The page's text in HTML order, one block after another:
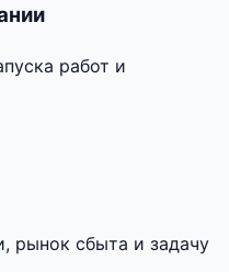
работ и
рынок сбыта и задачу